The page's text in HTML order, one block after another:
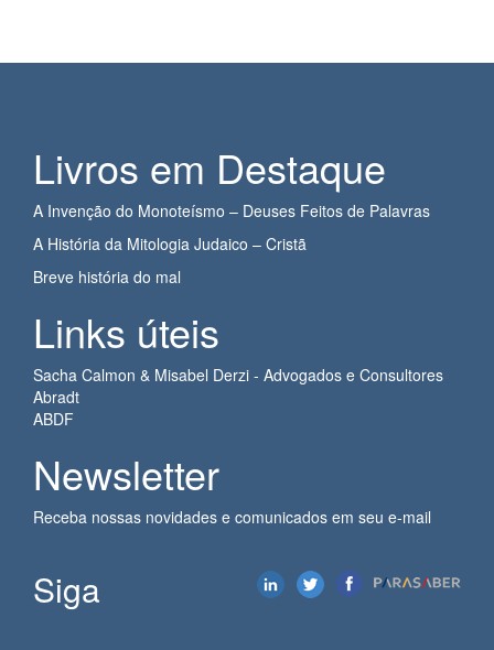
Livros em Destaque
A Invenção do Monoteísmo – Deuses Feitos de Palavras
A História da Mitologia Judaico – Cristã
Breve história do mal
Links úteis
Sacha Calmon & Misabel Derzi - Advogados e Consultores
Abradt
ABDF
Newsletter
Receba nossas novidades e comunicados em seu e-mail
Siga